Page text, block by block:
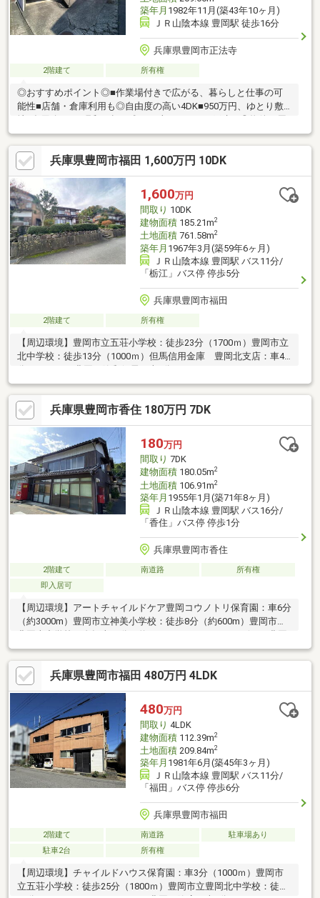
築年月 1982年11月(築43年10ヶ月)
ＪＲ山陰本線 豊岡駅 徒歩16分
兵庫県豊岡市正法寺
2階建て 所有権
◎おすすめポイント◎■作業場付きで広がる、暮らしと仕事の可
能性■店舗・倉庫利用も◎自由度の高い4DK■950万円、ゆとり敷
辺環境◎■豊岡市立五荘小学校：徒歩約28分■豊岡市立豊岡北中学
校：徒歩約32分■フレッシュバザール豊岡正法寺パーク店：徒歩
約9分■ミニストップ 豊岡正法寺店：徒歩約10分◆ホームライフ
不動産◆当日の内覧・ご見学もご相談ください♪メールやお電話
でも各種ご相談を承っております！『お家探し』『ご売却』『リ
フォーム』『新築』などのご相談は『アーキホームライフ不動
産』におまかせ下さい！
兵庫県豊岡市福田 1,600万円 10DK
1,600万円
間取り 10DK
建物面積185.21m2
土地面積761.58m2
築年月 1967年3月(築59年6ヶ月)
ＪＲ山陰本線 豊岡駅 バス11分/
「栃江」バス停 停歩5分
兵庫県豊岡市福田
2階建て 所有権
【周辺環境】豊岡市立五荘小学校：徒歩23分（1700ｍ）豊岡市立
北中学校：徒歩13分（1000ｍ）但馬信用金庫 豊岡北支店：車4
分（1700ｍ）豊岡下陰郵便局：車3分（1000ｍ）ミニフレッシ
ュ 豊岡下陰店：車3分（1000ｍ）ドラッグストアコスモス 中
陰店：車4分（1600ｍ）ローソン 豊岡福田店：徒歩5分（350
ｍ）＼敷地230坪の中古戸建／※現況渡し現地案内随時受け付けて
おります！是非、お問い合わせください。
兵庫県豊岡市香住 180万円 7DK
180万円
間取り 7DK
建物面積180.05m2
土地面積106.91m2
築年月 1955年1月(築71年8ヶ月)
ＪＲ山陰本線 豊岡駅 バス16分/
「香住」バス停 停歩1分
兵庫県豊岡市香住
2階建て 南道路
所有権
即入居可
【周辺環境】アートチャイルドケア豊岡コウノトリ保育園：車6分
（約3000m）豊岡市立神美小学校：徒歩8分（約600m）豊岡市立
江本店：車4分（約3200m）ミニストップ豊岡木内店：車3分（約
1900m）豊岡神美郵便局：徒歩10分（約750m）JAたじま豊岡南
支店：車3分（約4400m）＼敷地32.34坪の中古戸建／※現況渡し※
２階に雨漏り染みあり※越境あり※東側2項道路（再建築時セット
バック要）※登記上、築年数不詳（豊岡市資産税係に確認）現地
案内随時受け付けております！是非、お問い合わせください。
兵庫県豊岡市福田 480万円 4LDK
480万円
間取り 4LDK
建物面積112.39m2
土地面積209.84m2
築年月 1981年6月(築45年3ヶ月)
ＪＲ山陰本線 豊岡駅 バス11分/
「福田」バス停 停歩6分
兵庫県豊岡市福田
2階建て 南道路
駐車場あり
駐車2台
所有権
【周辺環境】チャイルドハウス保育園：車3分（1000ｍ）豊岡市
立五荘小学校：徒歩25分（1800ｍ）豊岡市立豊岡北中学校：徒歩